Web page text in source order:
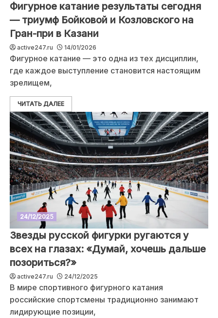
Фигурное катание результаты сегодня
— триумф Бойковой и Козловского на
Гран-при в Казани
active247.ru 14/01/2026
Фигурное катание — это одна из тех дисциплин,
где каждое выступление становится настоящим
зрелищем,
ЧИТАТЬ ДАЛЕЕ
24/12/2025
Звезды русской фигурки ругаются у
всех на глазах: «Думай, хочешь дальше
позориться?»
active247.ru 24/12/2025
В мире спортивного фигурного катания
российские спортсмены традиционно занимают
лидирующие позиции,